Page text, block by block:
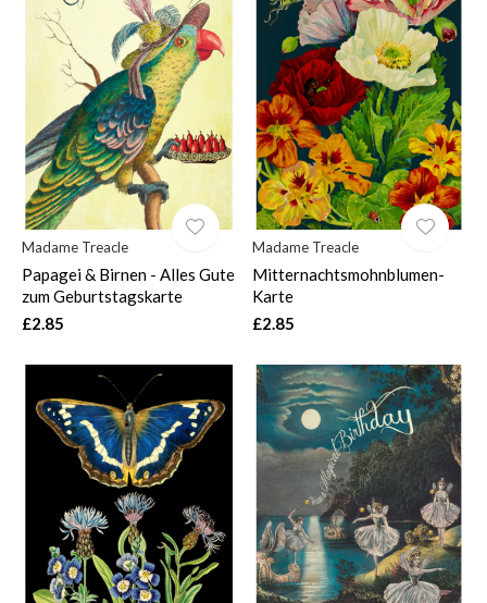
Madame Treacle
Papagei & Birnen - Alles Gute
zum Geburtstagskarte
£2.85
Madame Treacle
Mitternachtsmohnblumen-
Karte
£2.85